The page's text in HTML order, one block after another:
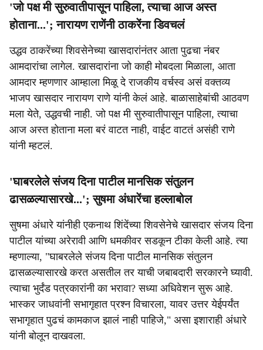
'जो पक्ष मी सुरुवातीपासून पाहिला, त्याचा आज अस्त
होताना...'; नारायण राणेंनी ठाकरेंना डिवचलं
उद्धव ठाकरेंच्या शिवसेनेच्या खासदारांनंतर आता पुढचा नंबर
आमदारांचा लागेल. खासदारांना जो काही मोबदला मिळाला, आता
आमदार म्हणणार आम्हाला मिळू दे राजकीय वर्चस्व असं वक्तव्य
भाजप खासदार नारायण राणे यांनी केलं आहे. बाळासाहेबांची आठवण
मला येते, उद्धवची नाही. जो पक्ष मी सुरुवातीपासून पाहिला, त्याचा
आज अस्त होताना मला बरं वाटत नाही, वाईट वाटतं असंही राणे
यांनी म्हटलं.
'घाबरलेले संजय दिना पाटील मानसिक संतुलन
ढासळल्यासारखे...'; सुषमा अंधारेंचा हल्लाबोल
सुषमा अंधारे यांनीही एकनाथ शिंदेंच्या शिवसेनेचे खासदार संजय दिना
पाटील यांच्या अरेरावी आणि धमकीवर सडकून टीका केली आहे. त्या
म्हणाल्या, "घाबरलेले संजय दिना पाटील मानसिक संतुलन
ढासळल्यासारखे करत असतील तर याची जबाबदारी सरकारने घ्यावी.
त्याचा भुर्दंड पत्रकारांनी का भरावा? सध्या अधिवेशन सुरू आहे.
भास्कर जाधवांनी सभागृहात प्रश्न विचारला, यावर उत्तर येईपर्यंत
सभागृहात पुढचं कामकाज झालं नाही पाहिजे," असा इशाराही अंधारे
यांनी बोलून दाखवला.